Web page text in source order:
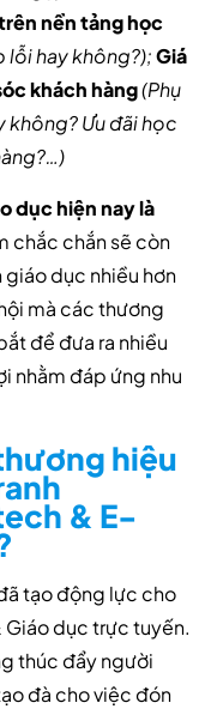
nền tảng học
lỗi hay không?);Giá
khách hàng(Phụ
Ưu đãi học
dục hiện nay là
chắc chắn sẽ còn
dục nhiều hơn
mà các thương
để đưa ra nhiều
nhằm đáp ứng nhu
hiệu
& E-
tạo động lực cho
Giáo dục trực tuyến.
thúc đẩy người
đà cho việc đón